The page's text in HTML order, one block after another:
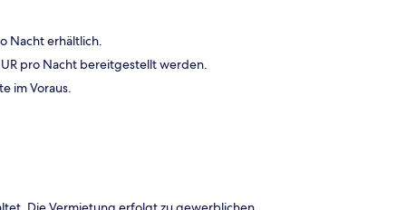
Nacht erhältlich.
pro Nacht bereitgestellt werden.
im Voraus.